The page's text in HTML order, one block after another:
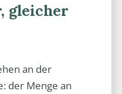
gleicher
an der
der Menge an